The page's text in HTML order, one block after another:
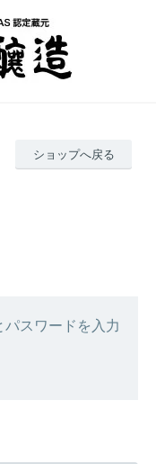
ショップへ戻る
パスワードを入力